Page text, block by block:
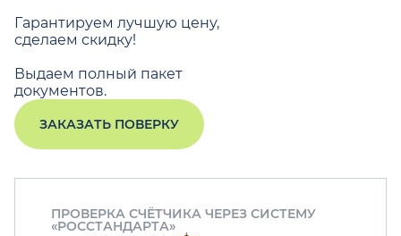
Гарантируем лучшую цену,
сделаем скидку!
Выдаем полный пакет
документов.
ЗАКАЗАТЬ ПОВЕРКУ
ПРОВЕРКА СЧЁТЧИКА ЧЕРЕЗ СИСТЕМУ
«РОССТАНДАРТА»